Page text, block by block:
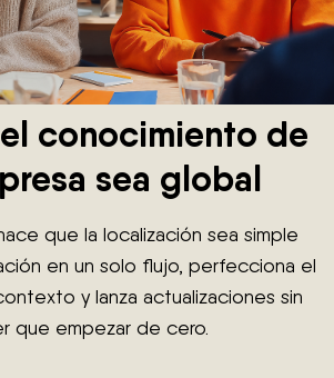
conocimiento de
sea global
que la localización sea simple
en un solo flujo, perfecciona el
y lanza actualizaciones sin
que empezar de cero.